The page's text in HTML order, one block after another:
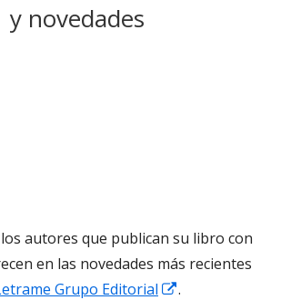
y novedades
autores que publican su libro con
en las novedades más recientes
Grupo Editorial
Abrir
.